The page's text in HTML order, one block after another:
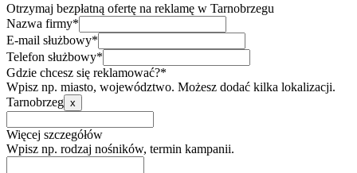
Otrzymaj bezpłatną ofertę na reklamę w Tarnobrzegu
Nazwa firmy*
E-mail służbowy*
Telefon służbowy*
Gdzie chcesz się reklamować?*
Wpisz np. miasto, województwo. Możesz dodać kilka lokalizacji.
Tarnobrzeg x
Więcej szczegółów
Wpisz np. rodzaj nośników, termin kampanii.